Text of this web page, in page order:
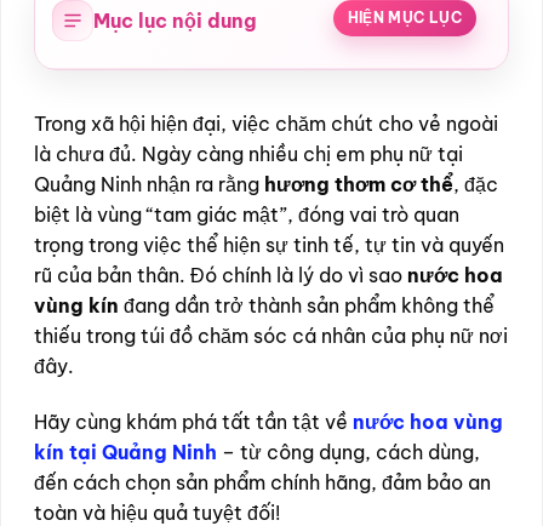
Mục lục nội dung HIỆN MỤC LỤC
Trong xã hội hiện đại, việc chăm chút cho vẻ ngoài
là chưa đủ. Ngày càng nhiều chị em phụ nữ tại
Quảng Ninh nhận ra rằng hương thơm cơ thể, đặc
biệt là vùng “tam giác mật”, đóng vai trò quan
trọng trong việc thể hiện sự tinh tế, tự tin và quyến
rũ của bản thân. Đó chính là lý do vì sao nước hoa
vùng kín đang dần trở thành sản phẩm không thể
thiếu trong túi đồ chăm sóc cá nhân của phụ nữ nơi
đây.
Hãy cùng khám phá tất tần tật về nước hoa vùng
kín tại Quảng Ninh – từ công dụng, cách dùng,
đến cách chọn sản phẩm chính hãng, đảm bảo an
toàn và hiệu quả tuyệt đối!